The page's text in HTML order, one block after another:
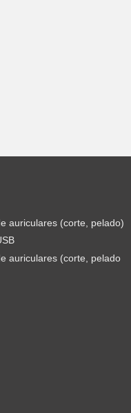
auriculares (corte, pelado)
auriculares (corte, pelado